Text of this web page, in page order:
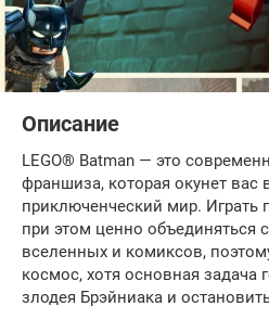
Описание
LEGO® Batman — это
франшиза, которая окунет
приключенческий мир. Играть
при этом ценно объединяться
вселенных и комиксов,
космос, хотя основная задача
злодея Брэйниака и